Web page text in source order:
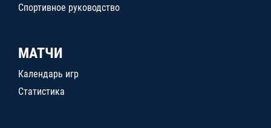
Спортивное руководство
МАТЧИ
Календарь игр
Статистика